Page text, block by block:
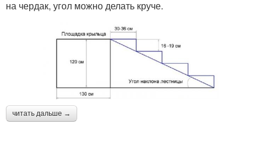
на чердак, угол можно делать круче.
читать дальше →